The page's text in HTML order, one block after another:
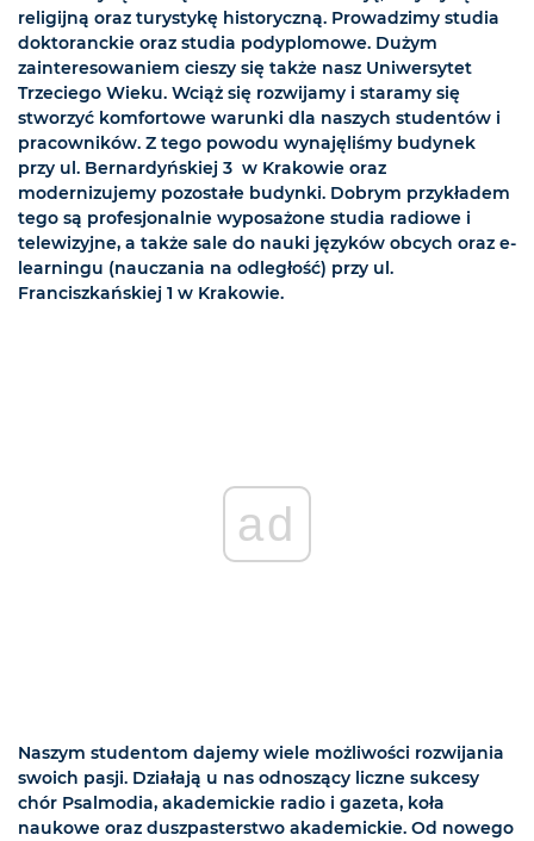
religijną oraz turystykę historyczną. Prowadzimy studia
doktoranckie oraz studia podyplomowe. Dużym
zainteresowaniem cieszy się także nasz Uniwersytet
Trzeciego Wieku. Wciąż się rozwijamy i staramy się
stworzyć komfortowe warunki dla naszych studentów i
pracowników. Z tego powodu wynajęliśmy budynek
przy ul. Bernardyńskiej 3 w Krakowie oraz
modernizujemy pozostałe budynki. Dobrym przykładem
tego są profesjonalnie wyposażone studia radiowe i
telewizyjne, a także sale do nauki języków obcych oraz e-
learningu (nauczania na odległość) przy ul.
Franciszkańskiej 1 w Krakowie.
ad
Naszym studentom dajemy wiele możliwości rozwijania
swoich pasji. Działają u nas odnoszący liczne sukcesy
chór Psalmodia, akademickie radio i gazeta, koła
naukowe oraz duszpasterstwo akademickie. Od nowego